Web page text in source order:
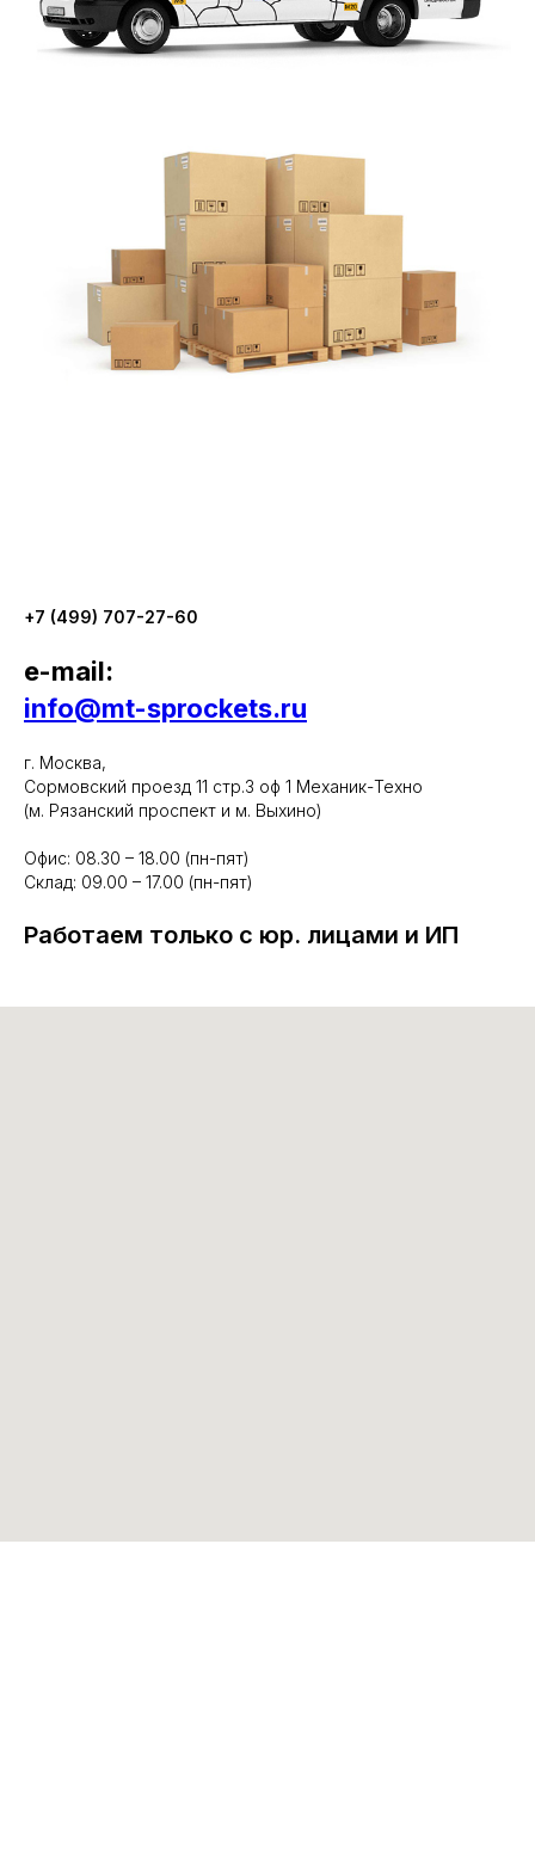
+7 (499) 707-27-60
e-mail:
info@mt-sprockets.ru
г. Москва,
Сормовский проезд 11 стр.3 оф 1 Механик-Техно
(м. Рязанский проспект и м. Выхино)
Офис: 08.30 – 18.00 (пн-пят)
Склад: 09.00 – 17.00 (пн-пят)
Работаем только с юр. лицами и ИП